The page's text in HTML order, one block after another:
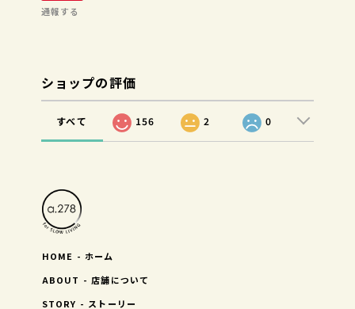
通報する
ショップの評価
すべて 156 2 0
HOME - ホーム
ABOUT - 店舗について
STORY - ストーリー